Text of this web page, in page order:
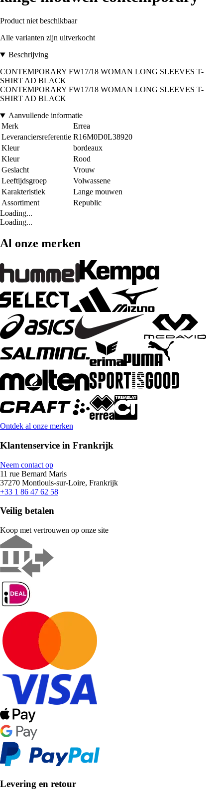
Product niet beschikbaar
Alle varianten zijn uitverkocht
Beschrijving
CONTEMPORARY FW17/18 WOMAN LONG SLEEVES T-
SHIRT AD BLACK
CONTEMPORARY FW17/18 WOMAN LONG SLEEVES T-
SHIRT AD BLACK
Aanvullende informatie
Merk
Errea
Leveranciersreferentie R16M0D0L38920
Kleur
bordeaux
Kleur
Rood
Geslacht
Vrouw
Leeftijdsgroep
Volwassene
Karakteristiek
Lange mouwen
Assortiment
Republic
Loading...
Loading...
Al onze merken
Ontdek al onze merken
Klantenservice in Frankrijk
Neem contact op
11 rue Bernard Maris
37270 Montlouis-sur-Loire, Frankrijk
+33 1 86 47 62 58
Veilig betalen
Koop met vertrouwen op onze site
Levering en retour